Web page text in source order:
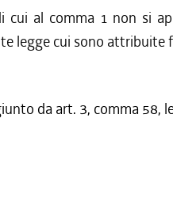
cui al comma 1 non si
legge cui sono attribuite
da art. 3, comma 58,